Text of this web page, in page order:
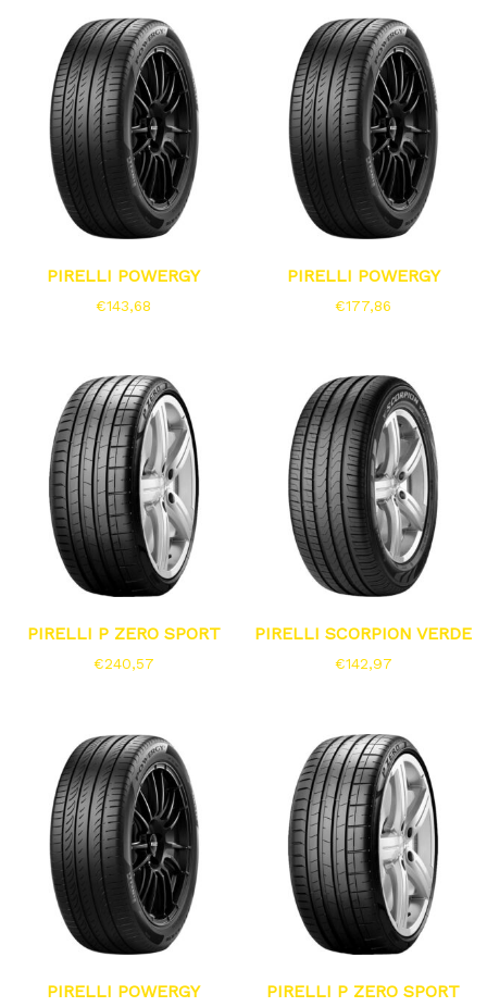
PIRELLI POWERGY
€143,68
PIRELLI POWERGY
€177,86
PIRELLI P ZERO SPORT
€240,57
PIRELLI SCORPION VERDE
€142,97
PIRELLI POWERGY PIRELLI P ZERO SPORT